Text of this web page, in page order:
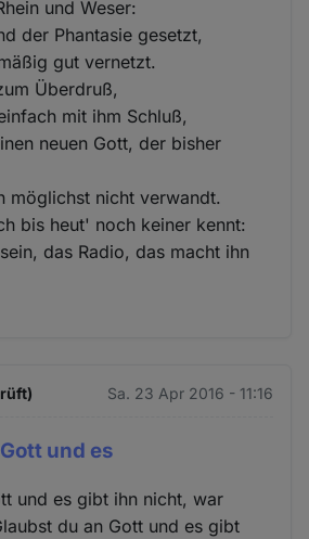
und Weser:
der Phantasie gesetzt,
gut vernetzt.
Überdruß,
mit ihm Schluß,
neuen Gott, der bisher
möglichst nicht verwandt.
bis heut' noch keiner kennt:
das Radio, das macht ihn
Sa. 23 Apr 2016 - 11:16
und es
und es gibt ihn nicht, war
du an Gott und es gibt